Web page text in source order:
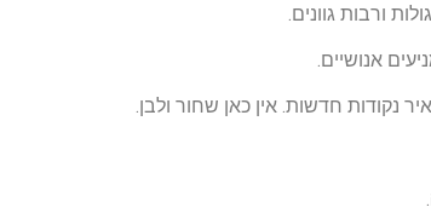
ורבות גוונים.
אנושיים.
נקודות חדשות. אין כאן שחור ולבן.